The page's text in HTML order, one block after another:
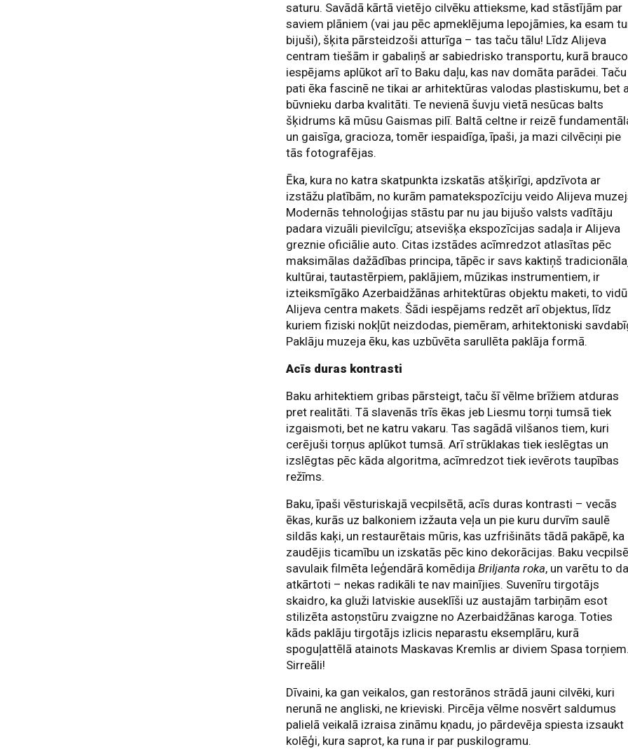
saturu. Savādā kārtā vietējo cilvēku attieksme, kad stāstījām par
saviem plāniem (vai jau pēc apmeklējuma lepojāmies, ka esam
bijuši), šķita pārsteidzoši atturīga – tas taču tālu! Līdz Alijeva
centram tiešām ir gabaliņš ar sabiedrisko transportu, kurā
iespējams aplūkot arī to Baku daļu, kas nav domāta parādei. Taču
pati ēka fascinē ne tikai ar arhitektūras valodas plastiskumu, bet
būvnieku darba kvalitāti. Te nevienā šuvju vietā nesūcas balts
šķidrums kā mūsu Gaismas pilī. Baltā celtne ir reizē
un gaisīga, gracioza, tomēr iespaidīga, īpaši, ja mazi cilvēciņi pie
tās fotografējas.
Ēka, kura no katra skatpunkta izskatās atšķirīgi, apdzīvota ar
izstāžu platībām, no kurām pamatekspozīciju veido Alijeva
Modernās tehnoloģijas stāstu par nu jau bijušo valsts vadītāju
padara vizuāli pievilcīgu; atsevišķa ekspozīcijas sadaļa ir Alijeva
greznie oficiālie auto. Citas izstādes acīmredzot atlasītas pēc
maksimālas dažādības principa, tāpēc ir savs kaktiņš
kultūrai, tautastērpiem, paklājiem, mūzikas instrumentiem, ir
izteiksmīgāko Azerbaidžānas arhitektūras objektu maketi, to
Alijeva centra makets. Šādi iespējams redzēt arī objektus, līdz
kuriem fiziski nokļūt neizdodas, piemēram, arhitektoniski
Paklāju muzeja ēku, kas uzbūvēta sarullēta paklāja formā.
Acīs duras kontrasti
Baku arhitektiem gribas pārsteigt, taču šī vēlme brīžiem atduras
pret realitāti. Tā slavenās trīs ēkas jeb Liesmu torņi tumsā tiek
izgaismoti, bet ne katru vakaru. Tas sagādā vilšanos tiem, kuri
cerējuši torņus aplūkot tumsā. Arī strūklakas tiek ieslēgtas un
izslēgtas pēc kāda algoritma, acīmredzot tiek ievērots taupības
režīms.
Baku, īpaši vēsturiskajā vecpilsētā, acīs duras kontrasti – vecās
ēkas, kurās uz balkoniem izžauta veļa un pie kuru durvīm saulē
sildās kaķi, un restaurētais mūris, kas uzfrišināts tādā pakāpē, ka
zaudējis ticamību un izskatās pēc kino dekorācijas. Baku
savulaik filmēta leģendārā komēdijaBriljanta roka, un varētu to
atkārtoti – nekas radikāli te nav mainījies. Suvenīru tirgotājs
skaidro, ka gluži latviskie auseklīši uz austajām tarbiņām esot
stilizēta astoņstūru zvaigzne no Azerbaidžānas karoga. Toties
kāds paklāju tirgotājs izlicis neparastu eksemplāru, kurā
spoguļattēlā atainots Maskavas Kremlis ar diviem Spasa torņiem.
Sirreāli!
Dīvaini, ka gan veikalos, gan restorānos strādā jauni cilvēki, kuri
nerunā ne angliski, ne krieviski. Pircēja vēlme nosvērt saldumus
palielā veikalā izraisa zināmu kņadu, jo pārdevēja spiesta izsaukt
kolēģi, kura saprot, ka runa ir par puskilogramu.